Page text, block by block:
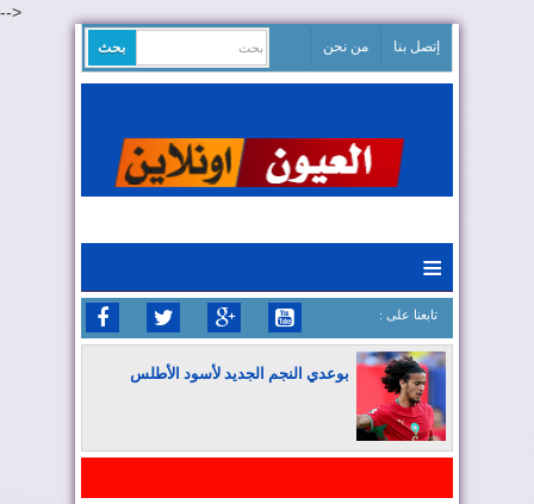
-->
إتصل بنا من نحن
≡
: تابعنا على
بوعدي النجم الجديد لأسود الأطلس